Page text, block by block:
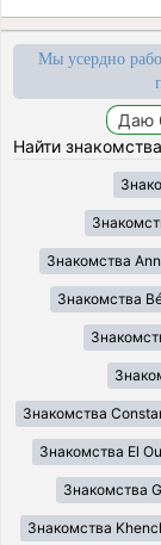
Мы усердно
Найти
Знакомства
Знакомства
Знакомства
Знакомства El
Знакомства
Знакомства